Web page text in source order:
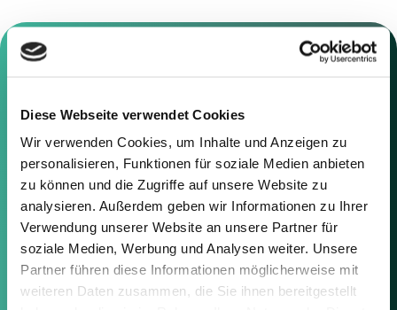
Diese Webseite verwendet Cookies
Wir verwenden Cookies, um Inhalte und Anzeigen zu
personalisieren, Funktionen für soziale Medien anbieten
zu können und die Zugriffe auf unsere Website zu
analysieren. Außerdem geben wir Informationen zu Ihrer
Verwendung unserer Website an unsere Partner für
soziale Medien, Werbung und Analysen weiter. Unsere
Partner führen diese Informationen möglicherweise mit
weiteren Daten zusammen, die Sie ihnen bereitgestellt
Contact us
Feel free to contact us using the
information below or the form on
Berlin
Frankfurt
München